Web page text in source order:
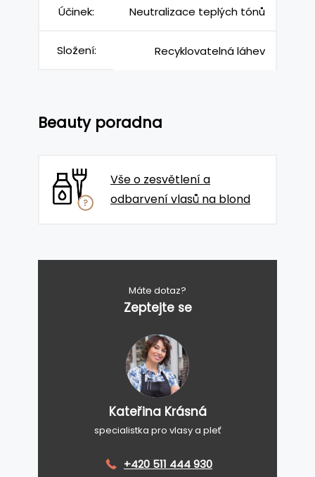
Účinek: Neutralizace teplých tónů
Složení: Recyklovatelná láhev
Beauty poradna
Vše o zesvětlení a
odbarvení vlasů na blond
Máte dotaz?
Zeptejte se
Kateřina Krásná
specialistka pro vlasy a pleť
+420 511 444 930